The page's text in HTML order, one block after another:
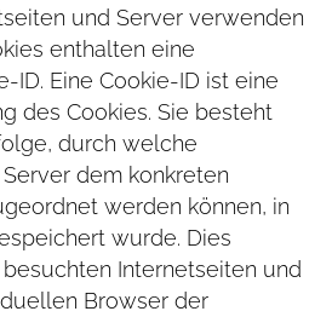
und Server verwenden
enthalten eine
ID. Eine Cookie-ID ist eine
des Cookies. Sie besteht
durch welche
dem konkreten
werden können, in
wurde. Dies
Internetseiten und
Browser der